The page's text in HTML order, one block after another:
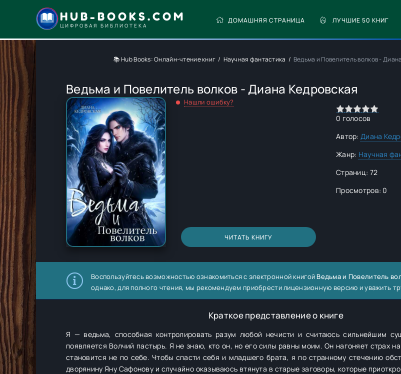
HUB-BOOKS.COM
ЦИФРОВАЯ БИБЛИОТЕКА
ДОМАШНЯЯ СТРАНИЦА ЛУЧШИЕ 50 КНИГ
📚 Hub Books: Онлайн-чтение книг Научная фантастика Ведьма и Повелитель волков -
Ведьма и Повелитель волков - Диана Кедровская
Нашли ошибку?
ЧИТАТЬ КНИГУ
0 голосов
Автор: Диана
Жанр: Научная
Страниц: 72
Просмотров: 0
Воспользуйтесь возможностью ознакомиться с электронной книгой Ведьма и Повелитель
однако, для полного чтения, мы рекомендуем приобрести лицензионную версию и уважить
Краткое представление о книге
Я — ведьма, способная контролировать разум любой нечисти и считаюсь сильнейшим
появляется Волчий пастырь. Я не знаю, кто он, но его силы равны моим. Он нагоняет страх на всю страну, и даже мне
становится не по себе. Чтобы спасти себя и младшего брата, я по странному стечению
дворянину Яну Сафонову и случайно оказываюсь втянута в старые заговоры, которые